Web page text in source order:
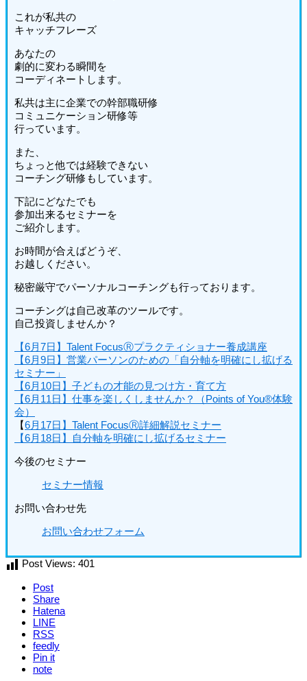
これが私共の
キャッチフレーズ
あなたの
劇的に変わる瞬間を
コーディネートします。
私共は主に企業での幹部職研修
コミュニケーション研修等
行っています。
また、
ちょっと他では経験できない
コーチング研修もしています。
下記にどなたでも
参加出来るセミナーを
ご紹介します。
お時間が合えばどうぞ、
お越しください。
秘密厳守でパーソナルコーチングも行っております。
コーチングは自己改革のツールです。
自己投資しませんか？
【6月7日】Talent FocusⓇプラクティショナー養成講座
【6月9日】営業パーソンのための「自分軸を明確にし拡げる
セミナー」
【6月10日】子どもの才能の見つけ方・育て方
【6月11日】仕事を楽しくしませんか？（Points of You®体験
会）
【6月17日】Talent FocusⓇ詳細解説セミナー
【6月18日】自分軸を明確にし拡げるセミナー
今後のセミナー
セミナー情報
お問い合わせ先
お問い合わせフォーム
Post Views: 401
Post
Share
Hatena
LINE
RSS
feedly
Pin it
note